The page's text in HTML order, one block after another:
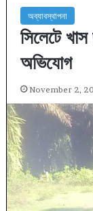
অব্যাবস্থাপনা
সিলেটে
অভিযোগ
November 2,